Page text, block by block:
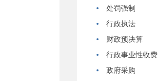
处罚强制
行政执法
财政预决算
行政事业性收费
政府采购